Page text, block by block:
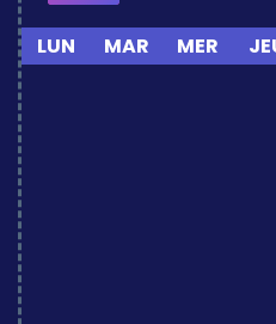
LUN MAR MER